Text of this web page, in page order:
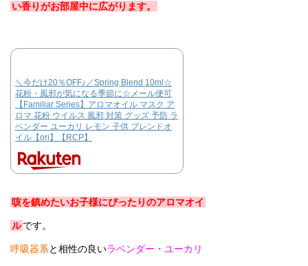
い香りがお部屋中に広がります。
＼今だけ20％OFF♪／Spring Blend 10ml☆
花粉・風邪が気になる季節に☆メール便可
【Familiar Series】アロマオイル マスク ア
ロマ 花粉 ウイルス 風邪 対策 グッズ 予防 ラ
ベンダー ユーカリ レモン 子供 ブレンドオ
イル【ori】【RCP】
咳を鎮めたいお子様にぴったりのアロマオイ
ルです。
呼吸器系と相性の良いラベンダー・ ユーカリ